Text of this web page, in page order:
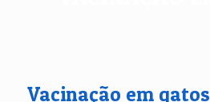
Vacinação em gatos